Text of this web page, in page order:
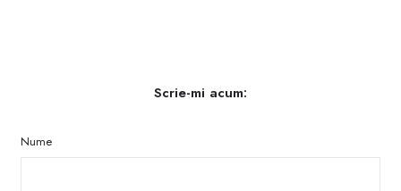
Scrie-mi acum:
Nume